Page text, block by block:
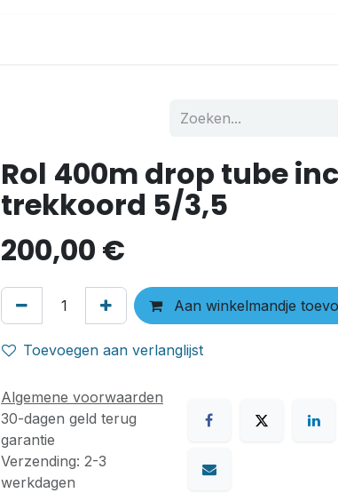
Rol 400m drop tube
trekkoord 5/3,5
200,00 €
Aan winkelmandje
Toevoegen aan verlanglijst
Algemene voorwaarden
30-dagen geld terug
garantie
Verzending: 2-3
werkdagen